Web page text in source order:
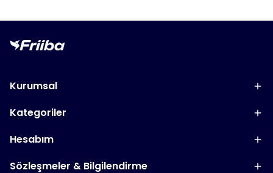
Kurumsal
Kategoriler
Hesabım
Sözleşmeler & Bilgilendirme